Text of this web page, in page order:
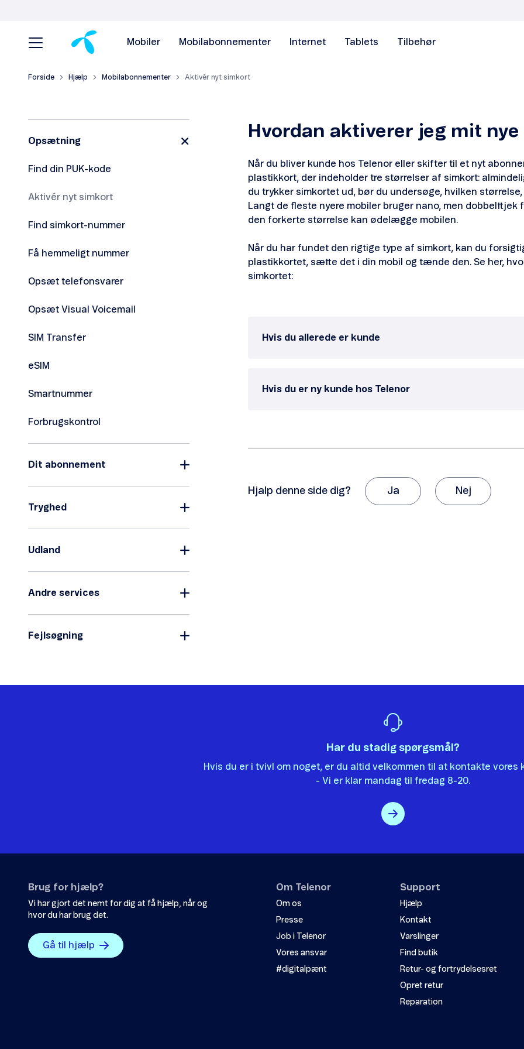
Mobiler Mobilabonnementer Internet Tablets Tilbehør
Forside Hjælp Mobilabonnementer Aktivér nyt simkort
Opsætning
Find din PUK-kode
Aktivér nyt simkort
Find simkort-nummer
Få hemmeligt nummer
Opsæt telefonsvarer
Opsæt Visual Voicemail
SIM Transfer
eSIM
Smartnummer
Forbrugskontrol
Dit abonnement
Tryghed
Udland
Andre services
Fejlsøgning
Hvordan aktiverer jeg mit
Når du bliver kunde hos Telenor eller skifter til et nyt
plastikkort, der indeholder tre størrelser af simkort:
du trykker simkortet ud, bør du undersøge, hvilken
Langt de fleste nyere mobiler bruger nano, men
den forkerte størrelse kan ødelægge mobilen.
Når du har fundet den rigtige type af simkort, kan du
plastikkortet, sætte det i din mobil og tænde den. Se her,
simkortet:
Hvis du allerede er kunde
Hvis du er ny kunde hos Telenor
Hjalp denne side dig? Ja Nej
Send
Har du stadig spørgsmål?
Hvis du er i tvivl om noget, er du altid velkommen til at kontakte vores
- Vi er klar mandag til fredag 8-20.
Brug for hjælp?
Vi har gjort det nemt for dig at få hjælp, når og
hvor du har brug det.
Gå til hjælp
Om Telenor
Om os
Presse
Job i Telenor
Vores ansvar
#digitalpænt
Support
Hjælp
Kontakt
Varslinger
Find butik
Retur- og fortrydelsesret
Opret retur
Reparation